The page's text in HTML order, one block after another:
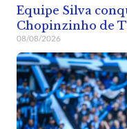
Equipe Silva
Chopinzinho de
08/08/2026